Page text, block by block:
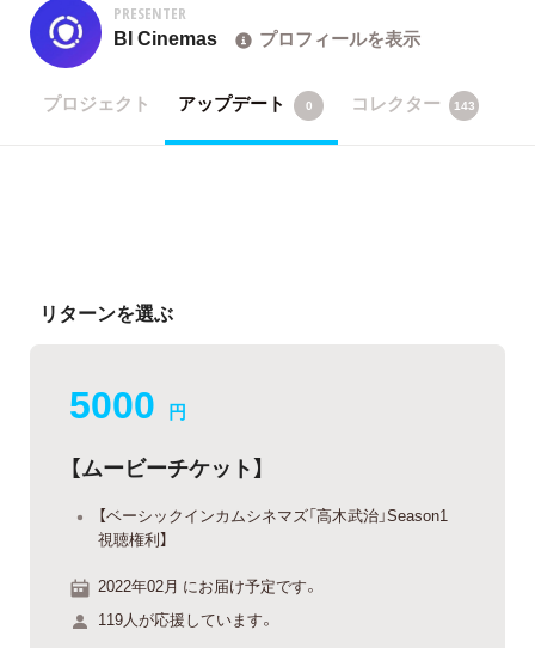
PRESENTER
BI Cinemas プロフィールを表示
プロジェクト アップデート 0 コレクター 143
リターンを選ぶ
5000 円
【ムービーチケット】
【ベーシックインカムシネマズ「高木武治」Season1
視聴権利】
2022年02月 にお届け予定です。
119人が応援しています。